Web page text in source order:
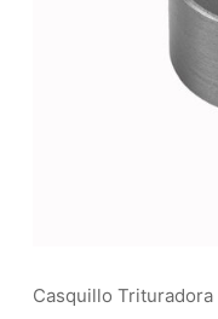
Casquillo Trituradora